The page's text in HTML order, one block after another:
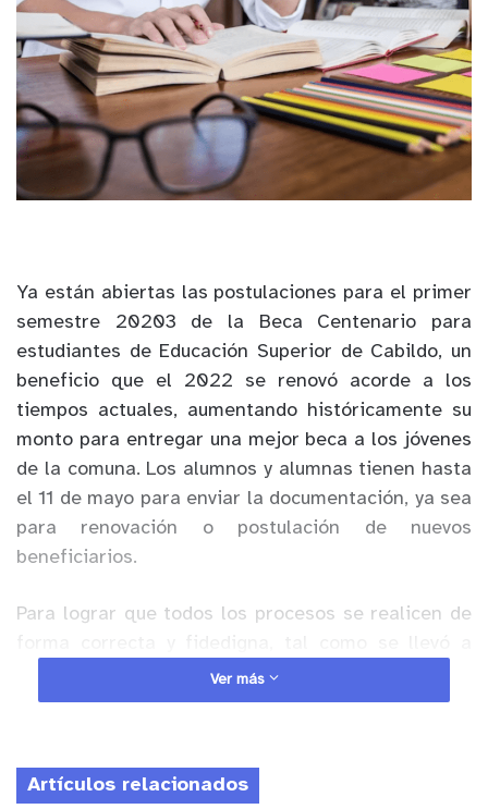
Ya están abiertas las postulaciones para el primer
semestre 20203 de la Beca Centenario para
estudiantes de Educación Superior de Cabildo, un
beneficio que el 2022 se renovó acorde a los
tiempos actuales, aumentando históricamente su
monto para entregar una mejor beca a los jóvenes
de la comuna. Los alumnos y alumnas tienen hasta
el 11 de mayo para enviar la documentación, ya sea
para renovación o postulación de nuevos
beneficiarios.
Para lograr que todos los procesos se realicen de
cabo el 2022, esta versión de la beca no solo
considera aumento del beneficio, sino que solicita
necesitan el aporte económico, tales como tener
Ver más
Artículos relacionados